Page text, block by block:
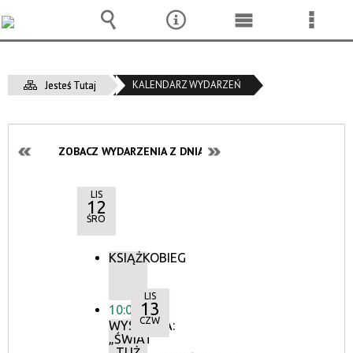
Jesteś Tutaj KALENDARZ WYDARZEŃ
ZOBACZ WYDARZENIA Z DNIA:
LIS
12
ŚRO
KSIĄŻKOBIEG
10:00
WYSTAWA:
„ŚWIAT
LIS
13
CZW
Wyszukiwarka
NarzędziaMenu
Menu